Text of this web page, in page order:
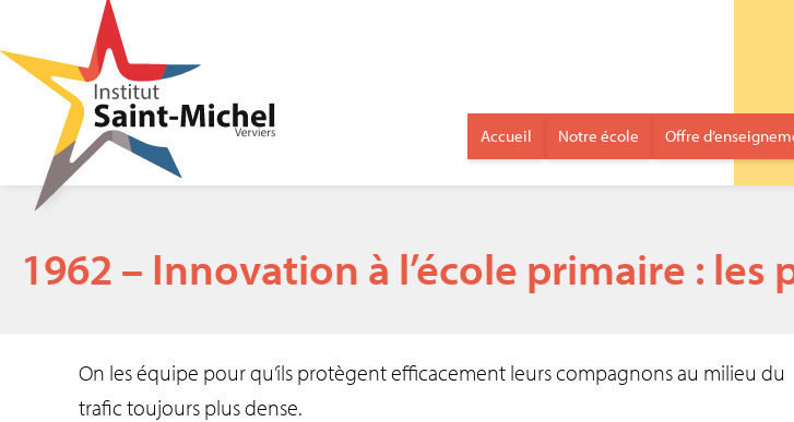
Accueil Notre école Offre
1962 – Innovation à l’école primaire :
On les équipe pour qu’ils protègent efficacement leurs compa­gnons au milieu du
trafic toujours plus dense.